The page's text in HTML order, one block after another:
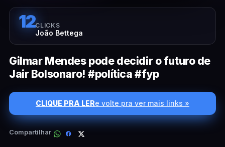
12CLICKS
João Bettega
Gilmar Mendes pode decidir o futuro de
Jair Bolsonaro! #política #fyp
CLIQUE PRA LERe volte pra ver mais links »
Compartilhar